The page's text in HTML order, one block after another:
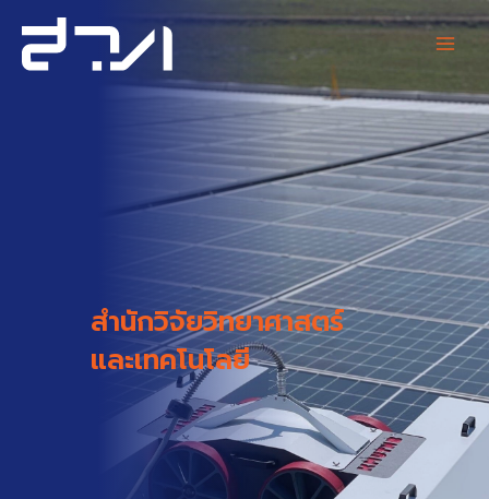
content
Main
สำนักวิจัยวิทยาศาสตร์
และเทคโนโลยี